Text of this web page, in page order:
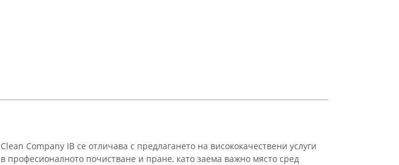
Clean Company IB се отличава с предлагането на висококачествени услуги
в професионалното почистване и пране, като заема важно място сред